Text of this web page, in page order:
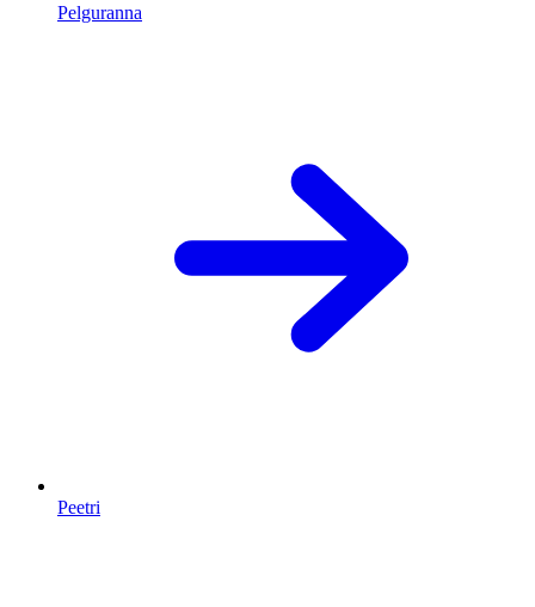
Pelguranna
Peetri